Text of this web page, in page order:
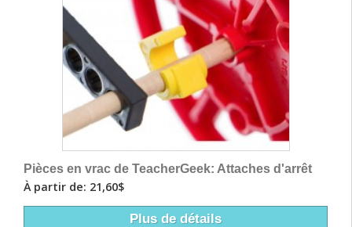
Pièces en vrac de TeacherGeek: Attaches d'arrêt
À partir de: 21,60$
Plus de détails